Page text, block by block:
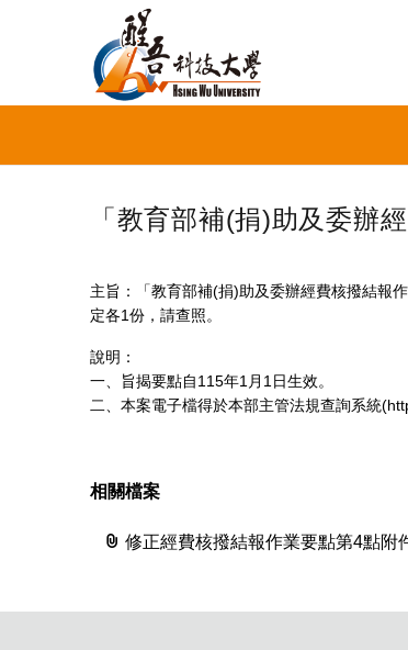
「教育部補(捐)助及委辦
主旨：「教育部補(捐)助及委辦經費核撥結報
定各1份，請查照。
說明：
一、旨揭要點自115年1月1日生效。
二、本案電子檔得於本部主管法規查詢系統
相關檔案
修正經費核撥結報作業要點第4點附